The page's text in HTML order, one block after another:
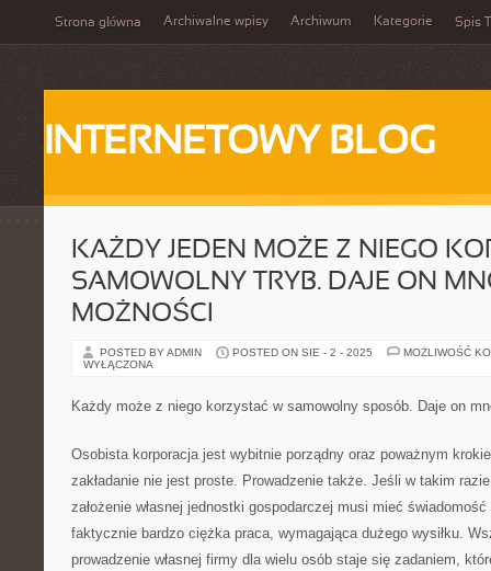
Strona główna Archiwalne wpisy Archiwum Kategorie Spis
INTERNETOWY BLOG
KAŻDY JEDEN MOŻE Z NIEGO
SAMOWOLNY TRYB. DAJE ON
MOŻNOŚCI
POSTED BY ADMIN POSTED ON SIE - 2 - 2025
MOŻLIWOŚĆ
WYŁĄCZONA
Każdy może z niego korzystać w samowolny sposób. Daje on
Osobista korporacja jest wybitnie porządny oraz poważnym
zakładanie nie jest proste. Prowadzenie także. Jeśli w takim
założenie własnej jednostki gospodarczej musi mieć
faktycznie bardzo ciężka praca, wymagająca dużego wysiłku.
prowadzenie własnej firmy dla wielu osób staje się zadaniem,